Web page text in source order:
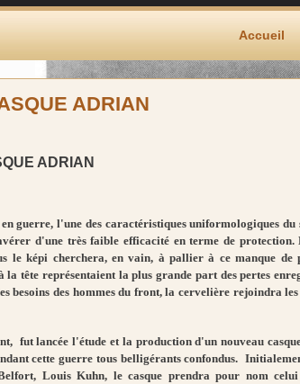
Accueil
ADRIAN
ADRIAN
guerre, l'une des caractéristiques uniformologiques
d'une très faible efficacité en terme de protection.
le képi cherchera, en vain, à pallier à ce manque de
la tête représentaient la plus grande part des pertes
besoins des hommes du front, la cervelière rejoindra
fut lancée l'étude et la production d'un nouveau
cette guerre tous belligérants confondus.
Louis Kuhn, le casque prendra pour nom